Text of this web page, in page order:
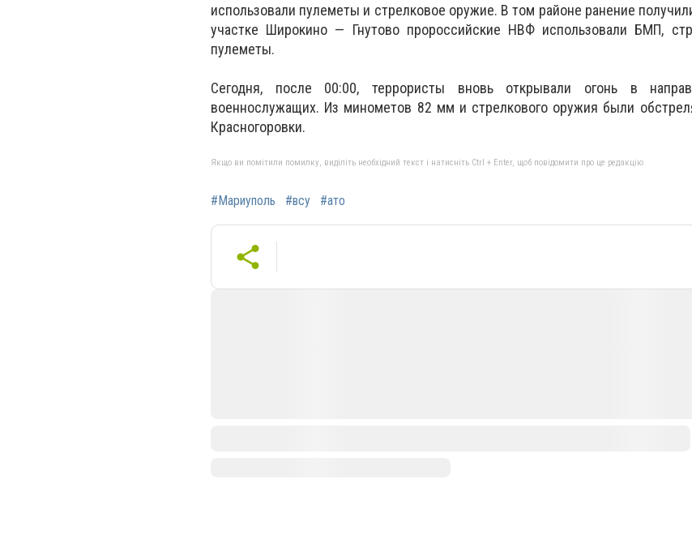
использовали пулеметы и стрелковое оружие. В том районе ранение
участке Широкино — Гнутово пророссийские НВФ использовали БМП,
пулеметы.
Сегодня, после 00:00, террористы вновь открывали огонь в
военнослужащих. Из минометов 82 мм и стрелкового оружия были
Красногоровки.
Якщо ви помітили помилку, виділіть необхідний текст і натисніть Ctrl + Enter, щоб повідомити про це редакцію
#Мариуполь #всу #ато